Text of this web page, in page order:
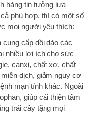
hàng tin tưởng lựa
phù hợp, thì có một số
mọi người yêu thích:
cung cấp dồi dào các
nhiều lợi ích cho sức
canxi, chất xơ, chất
dịch, giảm nguy cơ
mạn tính khác. Ngoài
giúp cải thiện tâm
trái cây tặng mọi